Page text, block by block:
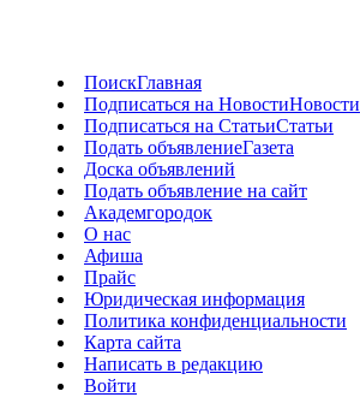
ПоискГлавная
Подписаться на НовостиНовости
Подписаться на СтатьиСтатьи
Подать объявлениеГазета
Доска объявлений
Подать объявление на сайт
Академгородок
О нас
Афиша
Прайс
Юридическая информация
Политика конфиденциальности
Карта сайта
Написать в редакцию
Войти